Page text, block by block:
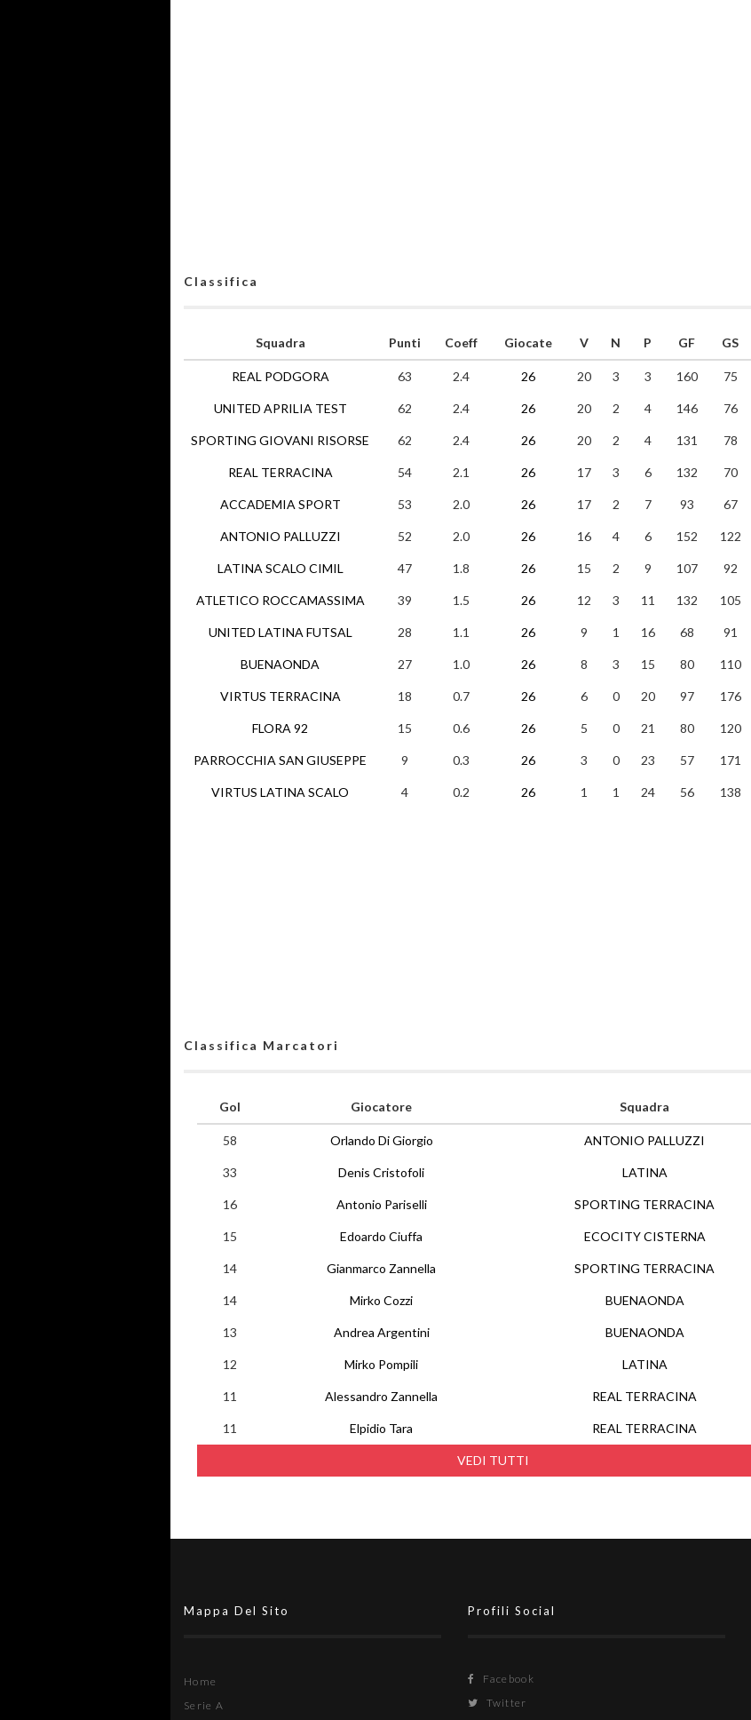
Classifica
Squadra
REAL PODGORA
UNITED APRILIA TEST
SPORTING GIOVANI RISORSE
REAL TERRACINA
ACCADEMIA SPORT
ANTONIO PALLUZZI
LATINA SCALO CIMIL
ATLETICO ROCCAMASSIMA
UNITED LATINA FUTSAL
BUENAONDA
VIRTUS TERRACINA
FLORA 92
PARROCCHIA SAN GIUSEPPE
VIRTUS LATINA SCALO
Punti Coeff Giocate V N P GF GS
63 2.4 26 20 3 3 160 75
62 2.4 26 20 2 4 146 76
62 2.4 26 20 2 4 131 78
54 2.1 26 17 3 6 132 70
53 2.0 26 17 2 7 93 67
52 2.0 26 16 4 6 152 122
47 1.8 26 15 2 9 107 92
39 1.5 26 12 3 11 132 105
28 1.1 26 9 1 16 68 91
27 1.0 26 8 3 15 80 110
18 0.7 26 6 0 20 97 176
15 0.6 26 5 0 21 80 120
9 0.3 26 3 0 23 57 171
4 0.2 26 1 1 24 56 138
Classifica Marcatori
Gol Giocatore Squadra
VEDI TUTTI
58 Orlando Di Giorgio ANTONIO PALLUZZI
33 Denis Cristofoli LATINA
16 Antonio Pariselli SPORTING TERRACINA
15 Edoardo Ciuffa ECOCITY CISTERNA
14 Gianmarco Zannella SPORTING TERRACINA
14 Mirko Cozzi BUENAONDA
13 Andrea Argentini BUENAONDA
12 Mirko Pompili LATINA
11 Alessandro Zannella REAL TERRACINA
11 Elpidio Tara REAL TERRACINA
Mappa Del Sito
Home
Serie A
Profili Social
Facebook
Twitter